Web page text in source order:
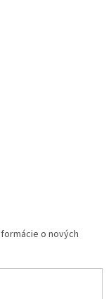
o nových